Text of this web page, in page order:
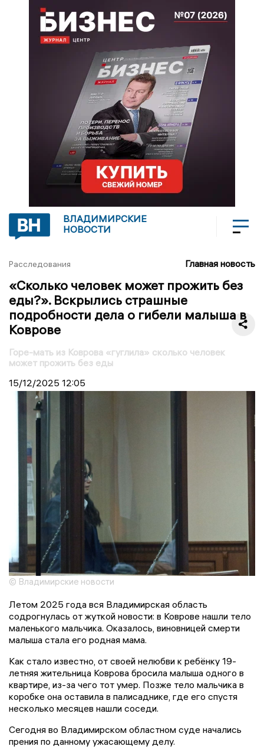
ВЛАДИМИРСКИЕ
НОВОСТИ
Расследования Главная новость
«Сколько человек может прожить без
еды?». Вскрылись страшные
подробности дела о гибели малыша в
Коврове
Горе-мать из Коврова «гуглила» сколько человек
может прожить без еды
15/12/2025 12:05
© Владимирские новости
Летом 2025 года вся Владимирская область
содрогнулась от жуткой новости: в Коврове нашли тело
маленького мальчика. Оказалось, виновницей смерти
малыша стала его родная мама.
Как стало известно, от своей нелюбви к ребёнку 19-
летняя жительница Коврова бросила малыша одного в
квартире, из-за чего тот умер. Позже тело мальчика в
коробке она оставила в палисаднике, где его спустя
несколько месяцев нашли соседи.
Сегодня во Владимирском областном суде начались
прения по данному ужасающему делу.